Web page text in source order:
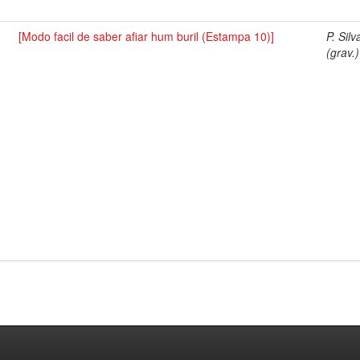
[Modo facil de saber afiar hum buril (Estampa 10)]
P.
(grav.)